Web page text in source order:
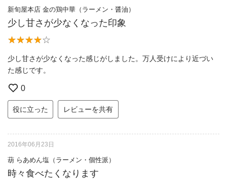
新旬屋本店 金の鶏中華（ラーメン・醤油）
少し甘さが少なくなった印象
少し甘さが少なくなった感じがしました。万人受けにより近づい
た感じです。
0
役に立った レビューを共有
2016年06月23日
葫 らあめん塩（ラーメン・個性派）
時々食べたくなります